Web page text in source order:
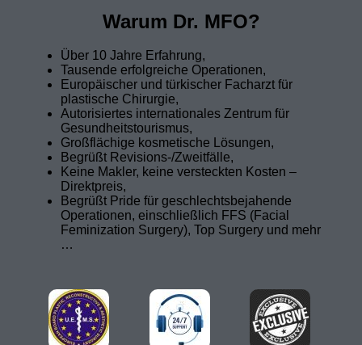
Warum Dr. MFO?
Über 10 Jahre Erfahrung,
Tausende erfolgreiche Operationen,
Europäischer und türkischer Facharzt für
plastische Chirurgie,
Autorisiertes internationales Zentrum für
Gesundheitstourismus,
Großflächige kosmetische Lösungen,
Begrüßt Revisions-/Zweitfälle,
Keine Makler, keine versteckten Kosten –
Direktpreis,
Begrüßt Pride für geschlechtsbejahende
Operationen, einschließlich FFS (Facial
Feminization Surgery), Top Surgery und mehr
…